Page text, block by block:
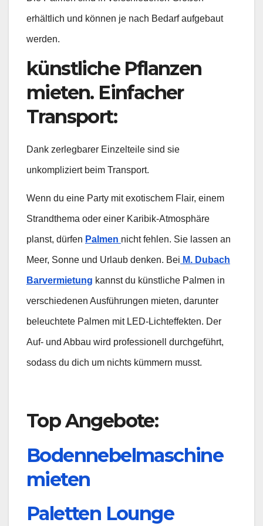
erhältlich und können je nach Bedarf aufgebaut
werden.
künstliche Pflanzen
mieten. Einfacher
Transport:
Dank zerlegbarer Einzelteile sind sie
unkompliziert beim Transport.
Wenn du eine Party mit exotischem Flair, einem
Strandthema oder einer Karibik-Atmosphäre
planst, dürfen Palmen nicht fehlen. Sie lassen an
Meer, Sonne und Urlaub denken. Bei M. Dubach
Barvermietung kannst du künstliche Palmen in
verschiedenen Ausführungen mieten, darunter
beleuchtete Palmen mit LED-Lichteffekten. Der
Auf- und Abbau wird professionell durchgeführt,
sodass du dich um nichts kümmern musst.
Top Angebote:
Bodennebelmaschine
mieten
Paletten Lounge